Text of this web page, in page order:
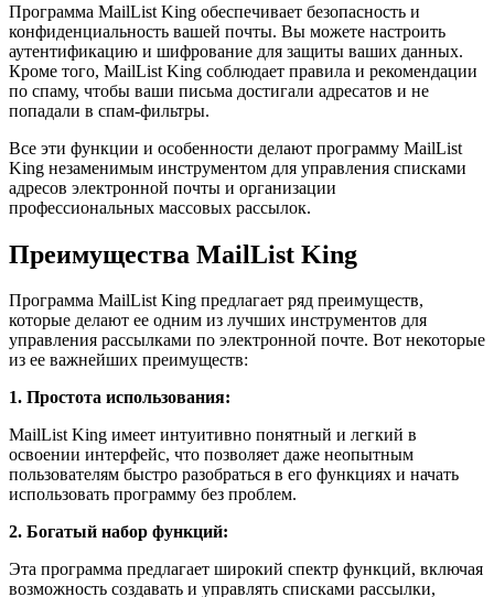
Программа MailList King обеспечивает безопасность и
конфиденциальность вашей почты. Вы можете настроить
аутентификацию и шифрование для защиты ваших данных.
Кроме того, MailList King соблюдает правила и рекомендации
по спаму, чтобы ваши письма достигали адресатов и не
попадали в спам-фильтры.
Все эти функции и особенности делают программу MailList
King незаменимым инструментом для управления списками
адресов электронной почты и организации
профессиональных массовых рассылок.
Преимущества MailList King
Программа MailList King предлагает ряд преимуществ,
которые делают ее одним из лучших инструментов для
управления рассылками по электронной почте. Вот некоторые
из ее важнейших преимуществ:
1. Простота использования:
MailList King имеет интуитивно понятный и легкий в
освоении интерфейс, что позволяет даже неопытным
пользователям быстро разобраться в его функциях и начать
использовать программу без проблем.
2. Богатый набор функций:
Эта программа предлагает широкий спектр функций, включая
возможность создавать и управлять списками рассылки,